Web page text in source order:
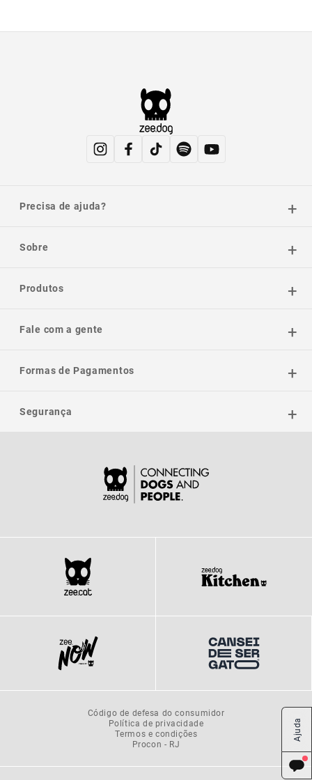
Precisa de ajuda?
Sobre
Produtos
Fale com a gente
Formas de Pagamentos
Segurança
Código de defesa do consumidor
Política de privacidade
Termos e condições
Procon - RJ
Ajuda